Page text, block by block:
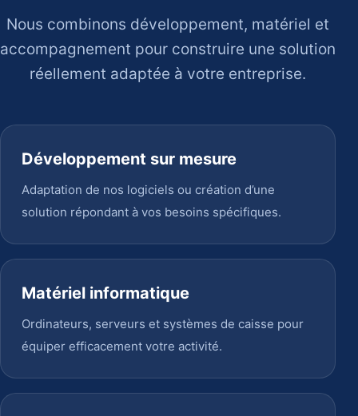
Nous combinons développement, matériel et
accompagnement pour construire une solution
réellement adaptée à votre entreprise.
Développement sur mesure
Adaptation de nos logiciels ou création d’une
solution répondant à vos besoins spécifiques.
Matériel informatique
Ordinateurs, serveurs et systèmes de caisse pour
équiper efficacement votre activité.